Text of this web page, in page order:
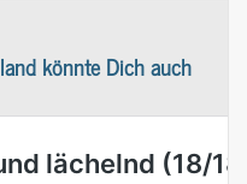
könnte Dich auch